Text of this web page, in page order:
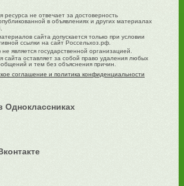
ресурса не отвечает за достоверность
в объявлениях и других материалах
сайта допускается только при условии
ссылки на сайт Россельхоз.рф.
является государственной организацией.
сайта оставляет за собой право удаления любых
и тем без объяснения причин.
соглашение и политика конфиденциальности
Одноклассниках